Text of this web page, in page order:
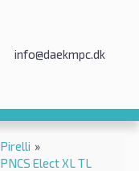
info@daekmpc.dk
Pirelli »
Elect XL TL